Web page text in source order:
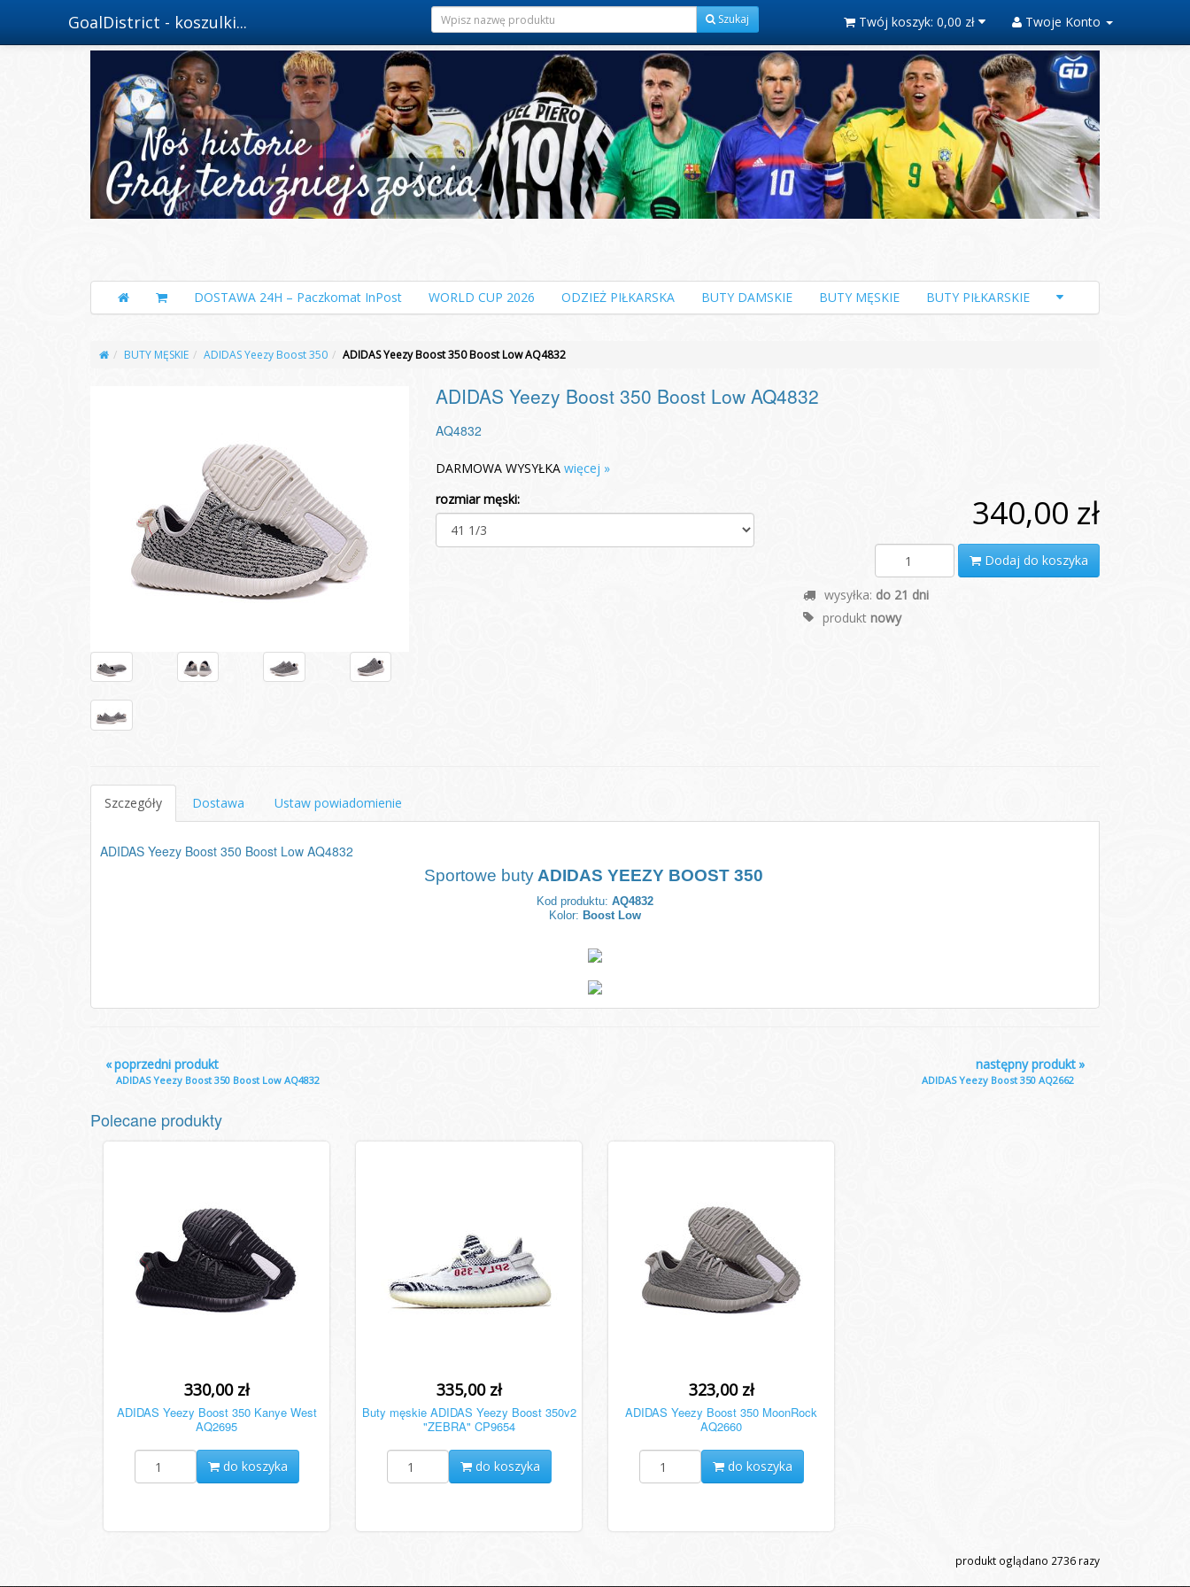
GoalDistrict - koszulki... Szukaj Twój koszyk: 0,00 zł Twoje Konto
DOSTAWA 24H – Paczkomat InPost WORLD CUP 2026 ODZIEŻ PIŁKARSKA BUTY DAMSKIE BUTY MĘSKIE BUTY PIŁKARSKIE
BUTY MĘSKIE ADIDAS Yeezy Boost 350 ADIDAS Yeezy Boost 350 Boost Low AQ4832
ADIDAS Yeezy Boost 350 Boost Low AQ4832
AQ4832
DARMOWA WYSYŁKA więcej »
rozmiar męski:
340,00 zł
Dodaj do koszyka
wysyłka:
do 21 dni
produkt nowy
Szczegóły Dostawa Ustaw powiadomienie
ADIDAS Yeezy Boost 350 Boost Low AQ4832
Sportowe buty ADIDAS YEEZY BOOST 350
Kod produktu: AQ4832
Kolor: Boost Low
«poprzedni produkt
ADIDAS Yeezy Boost 350 Boost Low AQ4832
»
następny produkt
ADIDAS Yeezy Boost 350 AQ2662
Polecane produkty
330,00 zł
ADIDAS Yeezy Boost 350 Kanye West
AQ2695
do koszyka
335,00 zł
Buty męskie ADIDAS Yeezy Boost 350v2
"ZEBRA" CP9654
do koszyka
323,00 zł
ADIDAS Yeezy Boost 350 MoonRock
AQ2660
do koszyka
produkt oglądano 2736 razy